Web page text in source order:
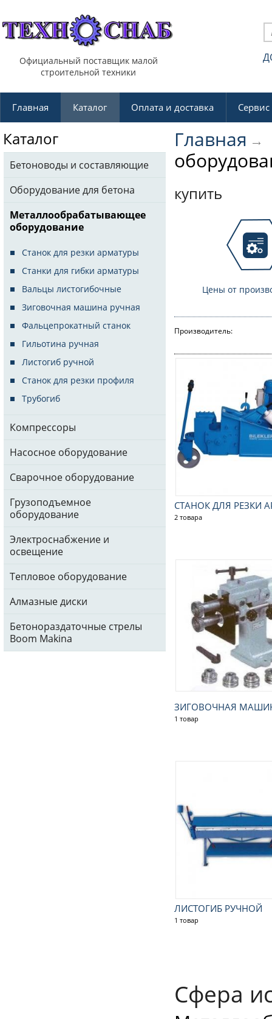
Официальный поставщик малой
строительной техники
Главная Каталог Оплата и доставка
Каталог
Бетоноводы и составляющие
Оборудование для бетона
Металлообрабатывающее
оборудование
Станок для резки арматуры
Станки для гибки арматуры
Вальцы листогибочные
Зиговочная машина ручная
Фальцепрокатный станок
Гильотина ручная
Листогиб ручной
Станок для резки профиля
Трубогиб
Компрессоры
Насосное оборудование
Сварочное оборудование
Грузоподъемное
оборудование
Электроснабжение и
освещение
Тепловое оборудование
Алмазные диски
Бетонораздаточные стрелы
Boom Makina
Главная
купить
Цены от
Производитель:
СТАНОК ДЛЯ РЕЗКИ
2 товара
ЗИГОВОЧНАЯ
1 товар
ЛИСТОГИБ РУЧНОЙ
1 товар
Сфера